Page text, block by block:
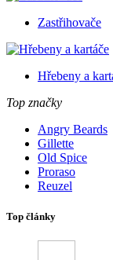
Zastřihovače
Hřebeny a
Top značky
Angry Beards
Gillette
Old Spice
Proraso
Reuzel
Top články